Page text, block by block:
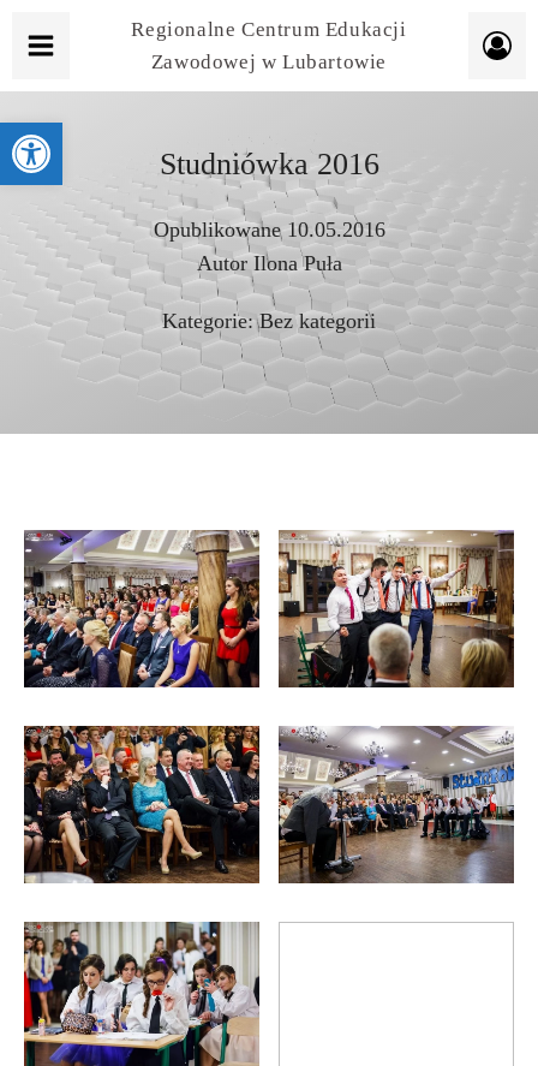
Regionalne Centrum Edukacji
Zawodowej w Lubartowie
Studniówka 2016
Opublikowane 10.05.2016
AutorIlona Puła
Kategorie:Bez kategorii
Otwórz pasek narzędzi